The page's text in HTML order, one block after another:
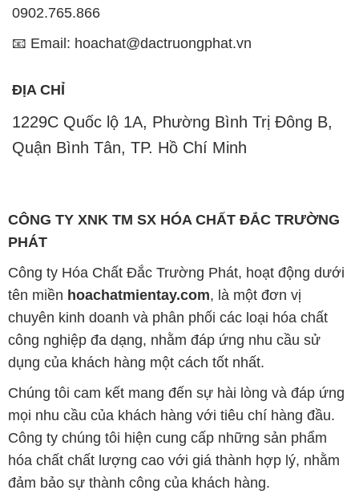
0902.765.866
📧 Email: hoachat@dactruongphat.vn
ĐỊA CHỈ
1229C Quốc lộ 1A, Phường Bình Trị Đông B,
Quận Bình Tân, TP. Hồ Chí Minh
CÔNG TY XNK TM SX HÓA CHẤT ĐẮC TRƯỜNG
PHÁT
Công ty Hóa Chất Đắc Trường Phát, hoạt động dưới
tên miền hoachatmientay.com, là một đơn vị
chuyên kinh doanh và phân phối các loại hóa chất
công nghiệp đa dạng, nhằm đáp ứng nhu cầu sử
dụng của khách hàng một cách tốt nhất.
Chúng tôi cam kết mang đến sự hài lòng và đáp ứng
mọi nhu cầu của khách hàng với tiêu chí hàng đầu.
Công ty chúng tôi hiện cung cấp những sản phẩm
hóa chất chất lượng cao với giá thành hợp lý, nhằm
đảm bảo sự thành công của khách hàng.